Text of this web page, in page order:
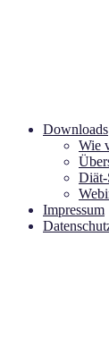
Downloads
Wie
Diät-
Impressum